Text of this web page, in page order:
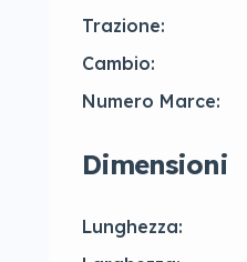
Trazione:
Cambio:
Numero Marce:
Dimensioni
Lunghezza: